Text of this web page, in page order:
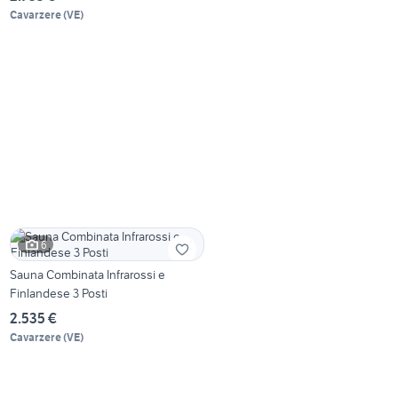
Cavarzere(VE)
6
Sauna Combinata Infrarossi e
Finlandese 3 Posti
2.535 €
Cavarzere(VE)